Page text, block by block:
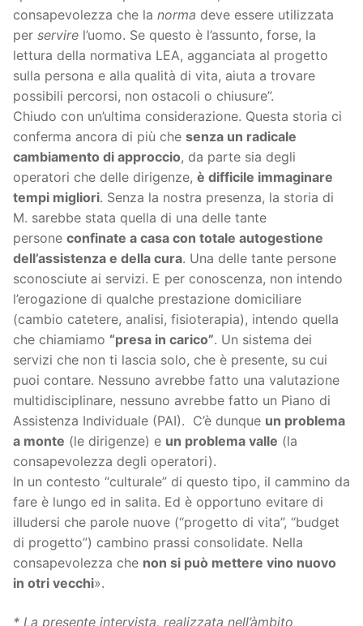
consapevolezza che la norma deve essere utilizzata
per servire l’uomo. Se questo è l’assunto, forse, la
lettura della normativa LEA, agganciata al progetto
sulla persona e alla qualità di vita, aiuta a trovare
possibili percorsi, non ostacoli o chiusure”.
Chiudo con un’ultima considerazione. Questa storia ci
conferma ancora di più che senza un radicale
cambiamento di approccio, da parte sia degli
operatori che delle dirigenze, è difficile immaginare
tempi migliori. Senza la nostra presenza, la storia di
M. sarebbe stata quella di una delle tante
persone confinate a casa con totale autogestione
dell’assistenza e della cura. Una delle tante persone
sconosciute ai servizi. E per conoscenza, non intendo
l’erogazione di qualche prestazione domiciliare
(cambio catetere, analisi, fisioterapia), intendo quella
che chiamiamo “presa in carico”. Un sistema dei
servizi che non ti lascia solo, che è presente, su cui
puoi contare. Nessuno avrebbe fatto una valutazione
multidisciplinare, nessuno avrebbe fatto un Piano di
Assistenza Individuale (PAI). C’è dunque un problema
a monte (le dirigenze) e un problema valle (la
consapevolezza degli operatori).
In un contesto “culturale” di questo tipo, il cammino da
fare è lungo ed in salita. Ed è opportuno evitare di
illudersi che parole nuove (“progetto di vita”, “budget
di progetto”) cambino prassi consolidate. Nella
consapevolezza che non si può mettere vino nuovo
in otri vecchi».
* La presente intervista, realizzata nell’àmbito